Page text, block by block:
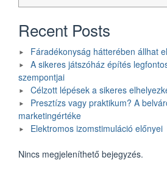
Recent Posts
Fáradékonyság hátterében állhat
A sikeres játszóház építés
szempontjai
Célzott lépések a sikeres
Presztízs vagy praktikum? A
marketingértéke
Elektromos izomstimuláció előnyei
Nincs megjeleníthető bejegyzés.